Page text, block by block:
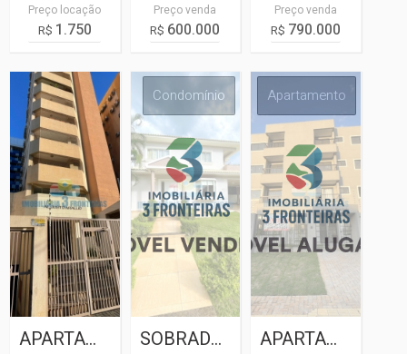
Preço locação
R$ 1.750
Preço venda
R$ 600.000
Preço venda
R$ 790.000
Apartamento
APARTAMENTO PARA VENDA NO ED. AUGUSTO...
Condomínio
SOBRADO PARA VENDA NO CONDOMÍNIO RESIDENCIAL...
Apartamento
APARTAMENTOS NOVOS PARA LOCAÇÃO NO...